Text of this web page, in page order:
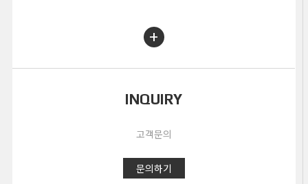
+
INQUIRY
고객문의
문의하기